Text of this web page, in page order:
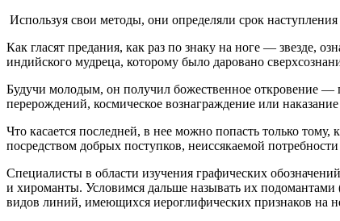
Используя свои методы, они определяли срок наступления
Как гласят предания, как раз по знаку на ноге — звезде,
индийского мудреца, которому было даровано
Будучи молодым, он получил божественное откровение —
перерождений, космическое вознаграждение или
Что касается последней, в нее можно попасть только
посредством добрых поступков, неиссякаемой потребности
Специалисты в области изучения графических
и хироманты. Условимся дальше называть их
видов линий, имеющихся иероглифических признаков на